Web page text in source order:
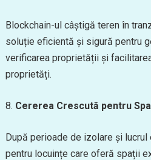
Blockchain-ul câștigă teren în
soluție eficientă și sigură pentru
verificarea proprietății și
proprietăți.
8. Cererea Crescută pentru
După perioade de izolare și
pentru locuințe care oferă spații